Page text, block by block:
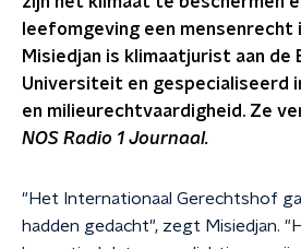
leefomgeving een mensenrecht
Misiedjan is klimaatjurist aan de
Universiteit en gespecialiseerd
en milieurechtvaardigheid. Ze
NOS Radio 1 Journaal.
"Het Internationaal Gerechtshof
hadden gedacht", zegt Misiedjan.